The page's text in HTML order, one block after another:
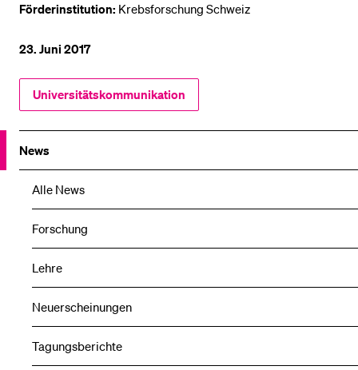
News
Alle News
Forschung
Lehre
Neuerscheinungen
Tagungsberichte
Förderinstitution: Krebsforschung Schweiz
23. Juni 2017
Universitätskommunikation